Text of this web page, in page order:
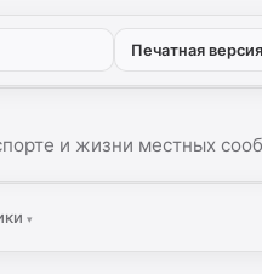
Печатная версия
и жизни местных
▾